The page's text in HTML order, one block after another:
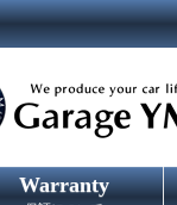
Warranty